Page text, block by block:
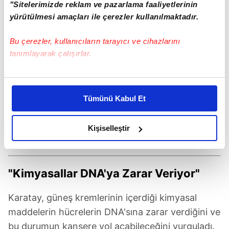
"Sitelerimizde reklam ve pazarlama faaliyetlerinin
yürütülmesi amaçları ile çerezler kullanılmaktadır.
Bu çerezler, kullanıcıların tarayıcı ve cihazlarını
tanımlayarak çalışırlar.
Bu çerezlere izin vermeniz halinde sizlere özel
daha iyi reklam deneyimi yaşatabiliriz. Bunu yaparken
amacımızın size daha iyi bir reklam deneyimi sunmak
olduğunu ve sizlere en iyi içerikleri sunabilmek adına
elimizden gelen çabayı gösterdiğimizi ve bu noktada,
reklamların maliyetlerimizi karşılamak noktasında tek gelir
takdirde, kullanıcılara hedefli reklamlar
gösterilmeyecektir."
Tümünü Kabul Et
Kişiselleştir
"Kimyasallar DNA'ya Zarar Veriyor"
Karatay, güneş kremlerinin içerdiği kimyasal
maddelerin hücrelerin DNA'sına zarar verdiğini ve
bu durumun kansere yol açabileceğini vurguladı.